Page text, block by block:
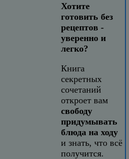
Хотите
готовить без
рецептов -
уверенно и
легко?
Книга
секретных
сочетаний
откроет вам
свободу
придумывать
блюда на ходу
и знать, что всё
получится.